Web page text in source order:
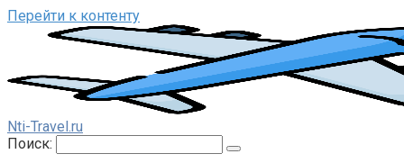
Перейти к контенту
Nti-Travel.ru
Поиск: